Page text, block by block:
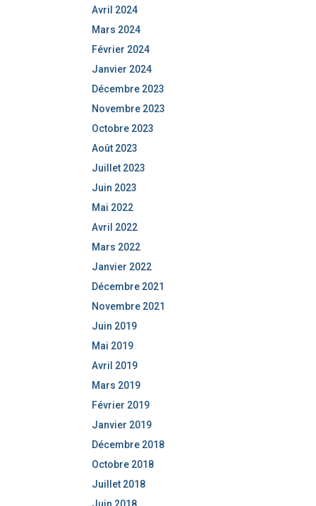
Avril 2024
Mars 2024
Février 2024
Janvier 2024
Décembre 2023
Novembre 2023
Octobre 2023
Août 2023
Juillet 2023
Juin 2023
Mai 2022
Avril 2022
Mars 2022
Janvier 2022
Décembre 2021
Novembre 2021
Juin 2019
Mai 2019
Avril 2019
Mars 2019
Février 2019
Janvier 2019
Décembre 2018
Octobre 2018
Juillet 2018